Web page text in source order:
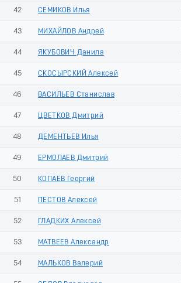
42 СЕМИКОВ Илья
43 МИХАЙЛОВ Андрей
44 ЯКУБОВИЧ Данила
45 СКОСЫРСКИЙ Алексей
46 ВАСИЛЬЕВ Станислав
47 ЦВЕТКОВ Дмитрий
48 ДЕМЕНТЬЕВ Илья
49 ЕРМОЛАЕВ Дмитрий
50 КОПАЕВ Георгий
51 ПЕСТОВ Алексей
52 ГЛАДКИХ Алексей
53 МАТВЕЕВ Александр
54 МАЛЬКОВ Валерий